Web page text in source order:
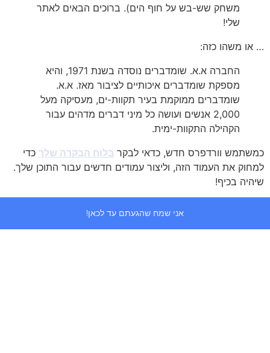
משחק שש-בש על חוף הים). ברוכים הבאים לאתר
שלי!
… או משהו כזה:
החברה א.א. שומדברים נוסדה בשנת 1971, והיא
מספקת שומדברים איכותיים לציבור מאז. א.א.
שומדברים ממוקמת בעיר תקוות-ים, מעסיקה מעל
2,000 אנשים ועושה כל מיני דברים מדהים עבור
הקהילה התקוות-ימית.
כמשתמש וורדפרס חדש, כדאי לבקר בלוח הבקרה שלך כדי
למחוק את העמוד הזה, וליצור עמודים חדשים עבור התוכן שלך.
שיהיה בכיף!
אני שמח שהגעתם עד לכאן!